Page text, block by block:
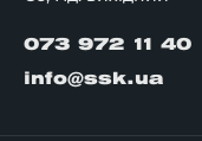
073 972 11 40
info@ssk.ua